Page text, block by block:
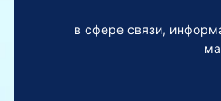
в сфере связи,